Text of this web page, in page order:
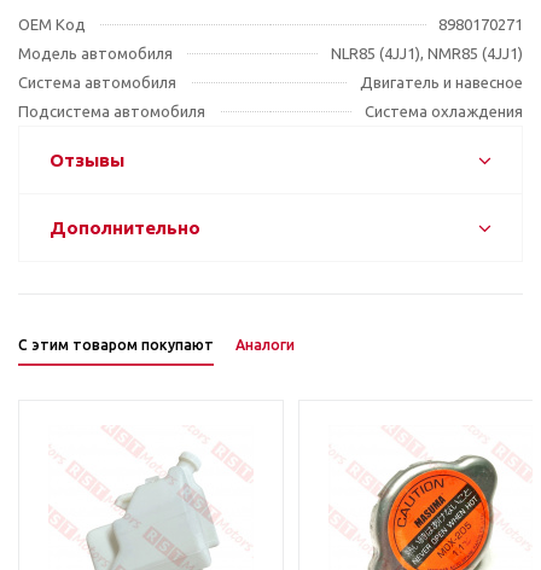
OEM Код
8980170271
Модель автомобиля
NLR85 (4JJ1), NMR85 (4JJ1)
Система автомобиля
Двигатель и навесное
Подсистема автомобиля
Система охлаждения
Отзывы
Дополнительно
С этим товаром покупают Аналоги